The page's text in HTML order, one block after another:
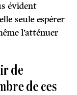
évident
seule espérer
l’atténuer
de
de ces